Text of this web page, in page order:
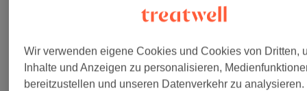
Services Für Pakete (nicht Buchbar & Nicht
Sichtbar) (2)
ab 48 €
Wir verwenden eigene Cookies und Cookies von Dritten,
Inhalte und Anzeigen zu personalisieren,
bereitzustellen und unseren Datenverkehr zu analysieren.